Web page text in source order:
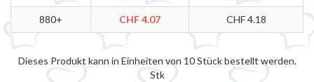
880+ CHF 4.07 CHF 4.18
Dieses Produkt kann in Einheiten von 10 Stück bestellt werden.
Stk